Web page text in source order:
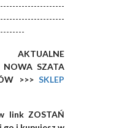
AKTUALNE
NOWA SZATA
>>>SKLEP
link ZOSTAŃ